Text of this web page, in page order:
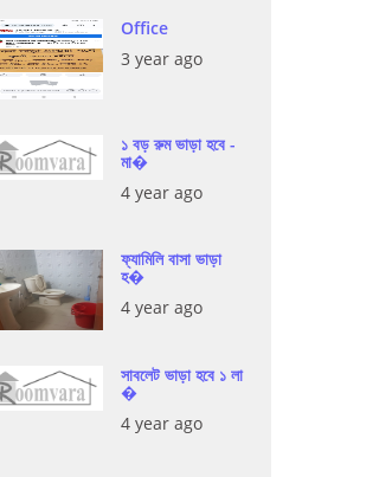
Office
3 year ago
১ বড় রুম ভাড়া হবে -
মা�
4 year ago
ফ্যামিলি বাসা ভাড়া
হ�
4 year ago
সাবলেট ভাড়া হবে ১ লা
�
4 year ago